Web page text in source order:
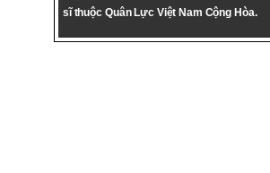
sĩ thuộc Quân Lực Việt Nam Cộng Hòa.